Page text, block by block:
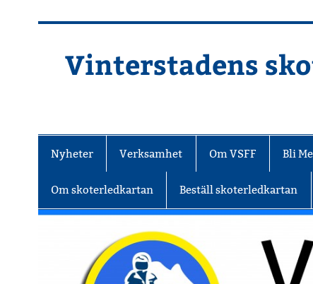
Vinterstadens
Nyheter Verksamhet Om VSFF Bli
Om skoterledkartan Beställ skoterledkartan